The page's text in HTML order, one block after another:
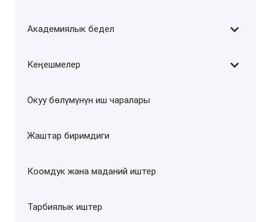
Академиялык бедел
Кеңешмелер
Окуу бөлүмүнүн иш чаралары
Жаштар биримдиги
Коомдук жана маданий иштер
Тарбиялык иштер